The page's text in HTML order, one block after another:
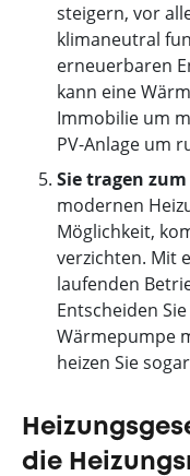
steigern, vor
klimaneutral
erneuerbaren
kann eine
Immobilie um
PV-Anlage um
Sie tragen
modernen
Möglichkeit,
verzichten. Mit
laufenden
Entscheiden
Wärmepumpe
heizen Sie
die